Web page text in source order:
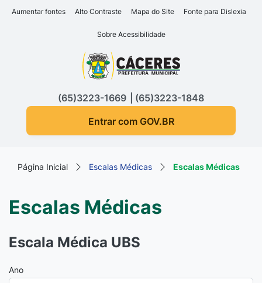
Seção de atalhos e links
Ir para o conteúdo [alt+1]
Ir para o rodapé [alt+4]
Aumentar fontes Alto Contraste Mapa do Site Fonte para Dislexia
Sobre Acessibilidade
Seção do menu principal
(65)3223-1669
(65)3223-1848
Entrar com GOV.BR
Página Inicial Escalas Médicas Escalas Médicas
Escalas Médicas
Escala Médica UBS
Ano